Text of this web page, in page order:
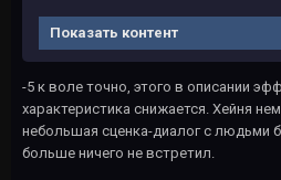
Показать контент
-5 к воле точно, этого в описании
характеристика снижается. Хейня
небольшая сценка-диалог с людьми
больше ничего не встретил.